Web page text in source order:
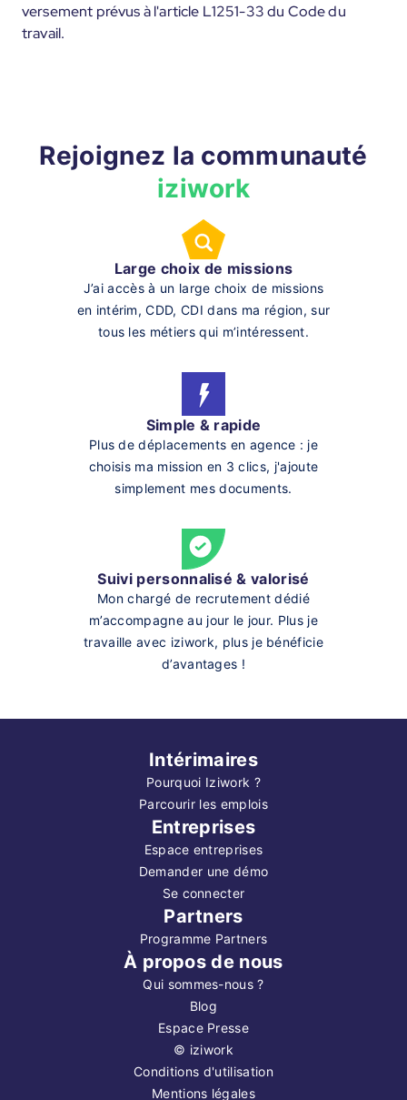
versement prévus à l'article L1251-33 du Code du
travail.
Rejoignez la communauté
iziwork
Large choix de missions
J’ai accès à un large choix de missions
en intérim, CDD, CDI dans ma région, sur
tous les métiers qui m’intéressent.
Simple & rapide
Plus de déplacements en agence : je
choisis ma mission en 3 clics, j'ajoute
simplement mes documents.
Suivi personnalisé & valorisé
Mon chargé de recrutement dédié
m’accompagne au jour le jour. Plus je
travaille avec iziwork, plus je bénéficie
d’avantages !
Intérimaires
Pourquoi Iziwork ?
Parcourir les emplois
Entreprises
Espace entreprises
Demander une démo
Se connecter
Partners
Programme Partners
À propos de nous
Qui sommes-nous ?
Blog
Espace Presse
© iziwork
Conditions d'utilisation
Mentions légales